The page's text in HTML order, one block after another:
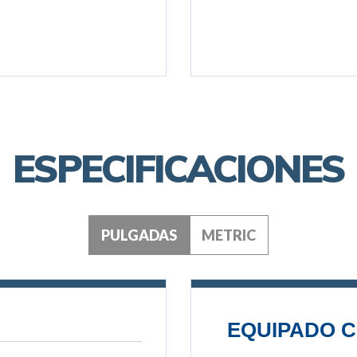
ESPECIFICACIONES
PULGADAS METRIC
EQUIPADO